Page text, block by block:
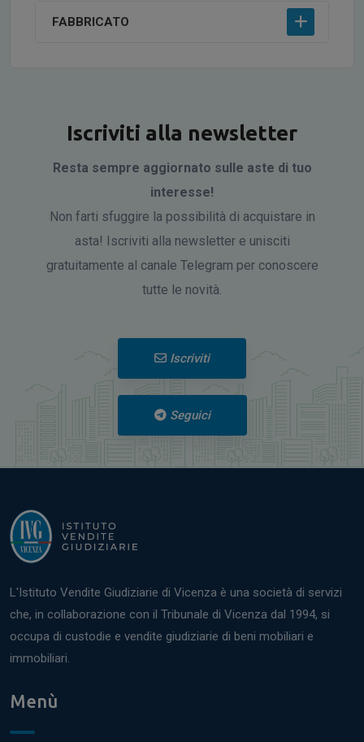
FABBRICATO
Iscriviti alla newsletter
Resta sempre aggiornato sulle aste di tuo
interesse!
Non farti sfuggire la possibilità di acquistare in
asta! Iscriviti alla newsletter e unisciti
gratuitamente al canale Telegram per conoscere
tutte le novità.
Iscriviti
Seguici
L'Istituto Vendite Giudiziarie di Vicenza è una società di servizi
che, in collaborazione con il Tribunale di Vicenza dal 1994, si
occupa di custodie e vendite giudiziarie di beni mobiliari e
immobiliari.
Menù